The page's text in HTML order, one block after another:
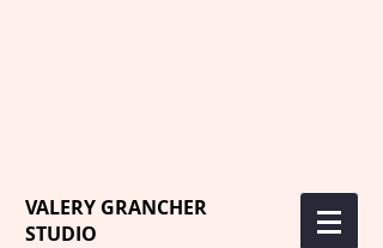
VALERY GRANCHER
STUDIO